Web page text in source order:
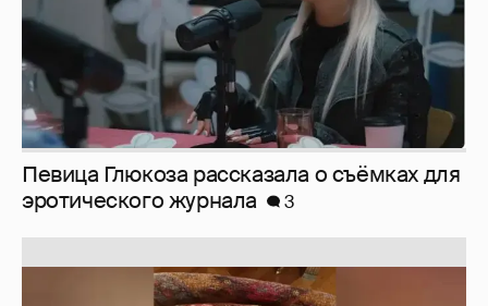
Певица Глюкоза рассказала о съёмках для
эротического журнала
3